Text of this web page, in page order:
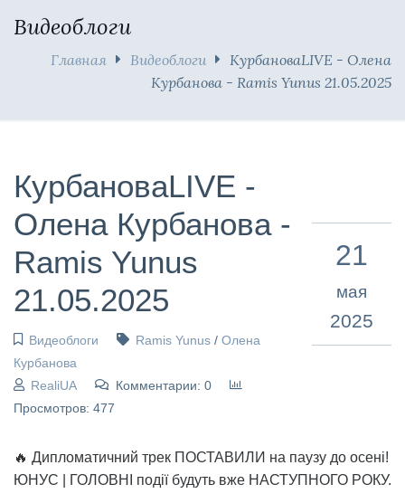
Видеоблоги
Главная Видеоблоги
КурбановаLIVE - Олена
Курбанова - Ramis Yunus 21.05.2025
КурбановаLIVE -
Олена Курбанова -
Ramis Yunus
21.05.2025
Видеоблоги Ramis Yunus/ Олена
Курбанова
RealiUA
Комментарии: 0
Просмотров: 477
21
мая
2025
🔥 Дипломатичний трек ПОСТАВИЛИ на паузу до осені!
ЮНУС | ГОЛОВНІ події будуть вже НАСТУПНОГО РОКУ.